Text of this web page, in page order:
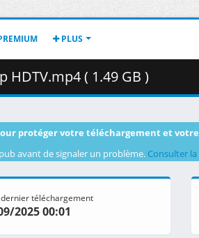
PLUS
HDTV.mp4 ( 1.49 GB )
protéger votre téléchargement et
avant de signaler un problème. Consulter
téléchargement
2025 00:01